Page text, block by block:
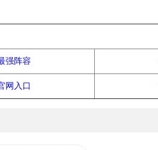
强阵容
网入口